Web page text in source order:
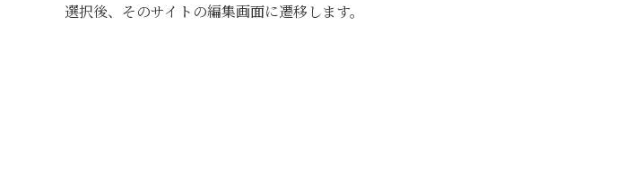
選択後、そのサイトの編集画面に遷移します。